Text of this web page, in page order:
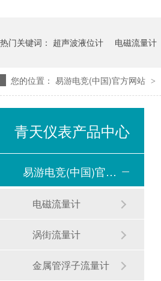
热门关键词： 超声波液位计 电磁流量计
您的位置： 易游电竞(中国)官方网站 >
青天仪表产品中心
易游电竞(中国)官方网站
电磁流量计
涡街流量计
金属管浮子流量计